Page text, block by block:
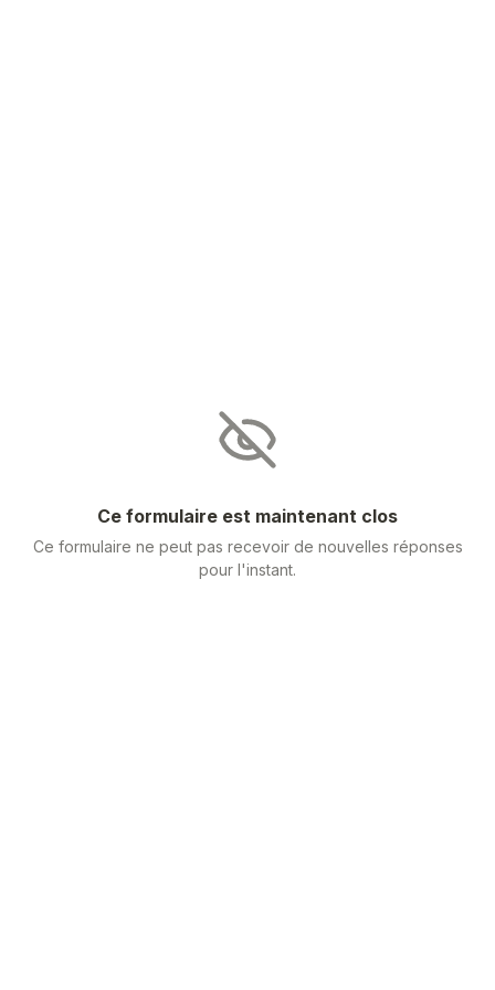
Ce formulaire est maintenant clos
Ce formulaire ne peut pas recevoir de nouvelles réponses
pour l'instant.